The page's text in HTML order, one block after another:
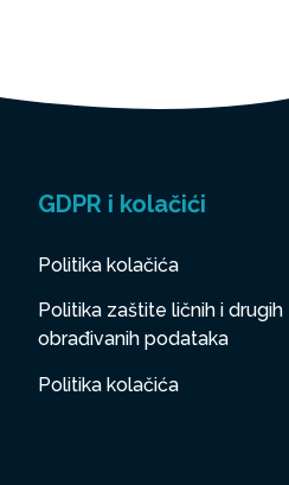
GDPR i kolačići
Politika kolačića
Politika zaštite ličnih i drugih
obrađivanih podataka
Politika kolačića